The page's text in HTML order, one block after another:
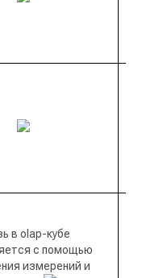
в olap-кубе
с помощью
измерений и